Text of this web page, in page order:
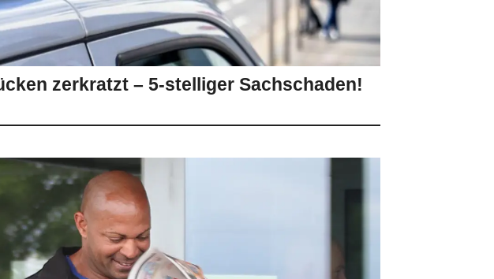
zerkratzt – 5-stelliger Sachschaden!